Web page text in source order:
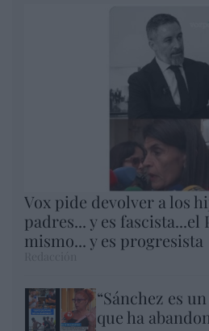
Vox pide devolver a los
padres... y es fascista...el
mismo... y es progresista
“Sánchez es
que ha